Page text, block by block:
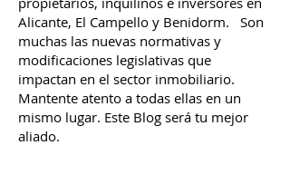
Mantente al día con los cambios
legislativos y jurídicos que afectan a
propietarios, inquilinos e inversores en
Alicante, El Campello y Benidorm. Son
muchas las nuevas normativas y
modificaciones legislativas que
impactan en el sector inmobiliario.
Mantente atento a todas ellas en un